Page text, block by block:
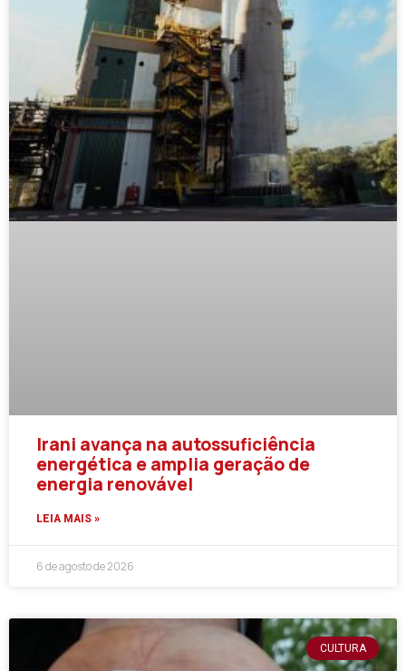
Irani avança na autossuficiência
energética e amplia geração de
energia renovável
LEIA MAIS »
6 de agosto de 2026
CULTURA